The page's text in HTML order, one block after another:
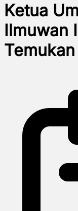
Ketua
Ilmuwan